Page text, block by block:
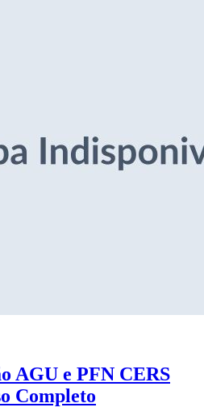
AGU e PFN CERS
Completo